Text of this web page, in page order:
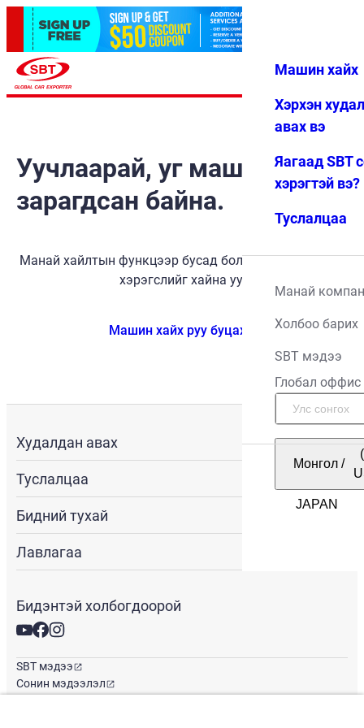
Дуртай Цэс
Машин хайх
Хэрхэн
авах вэ
Яагаад SBT
хэрэгтэй вэ?
Туслалцаа
Манай
Холбоо барих
SBT мэдээ
Глобал оффис
Монгол /
Уучлаарай, уг машин
зарагдсан байна.
Манай хайлтын функцээр бусад боломжит тээврийн
хэрэгслийг хайна уу.
Машин хайх руу буцах
Худалдан авах
Туслалцаа
Бидний тухай
Лавлагаа
Бидэнтэй холбогдоорой
SBT мэдээ
Сонин мэдээлэл